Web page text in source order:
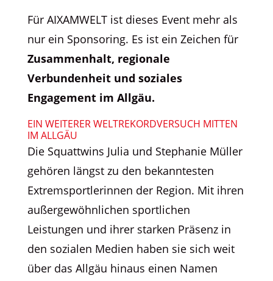
Für AIXAMWELT ist dieses Event mehr als
nur ein Sponsoring. Es ist ein Zeichen für
Zusammenhalt, regionale
Verbundenheit und soziales
Engagement im Allgäu.
EIN WEITERER WELTREKORDVERSUCH MITTEN
IM ALLGÄU
Die Squattwins Julia und Stephanie Müller
gehören längst zu den bekanntesten
Extremsportlerinnen der Region. Mit ihren
außergewöhnlichen sportlichen
Leistungen und ihrer starken Präsenz in
den sozialen Medien haben sie sich weit
über das Allgäu hinaus einen Namen